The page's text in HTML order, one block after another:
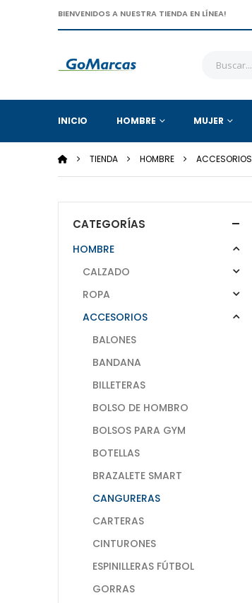
BIENVENIDOS A NUESTRA TIENDA EN LÍNEA!
INICIO HOMBRE MUJER
TIENDA HOMBRE ACCESORIOS
CATEGORÍAS
HOMBRE
CALZADO
ROPA
ACCESORIOS
BALONES
BANDANA
BILLETERAS
BOLSO DE HOMBRO
BOLSOS PARA GYM
BOTELLAS
BRAZALETE SMART
CANGURERAS
CARTERAS
CINTURONES
ESPINILLERAS FÚTBOL
GORRAS